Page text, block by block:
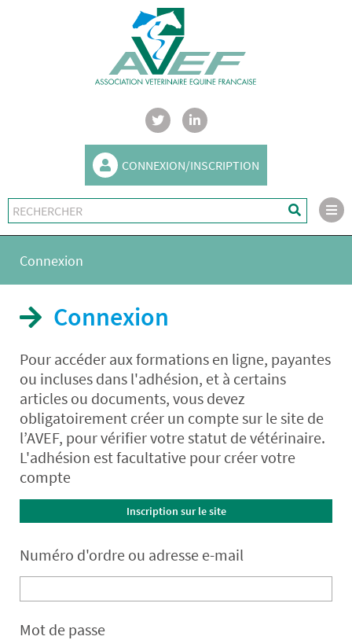
CONNEXION/INSCRIPTION
Connexion
Connexion
Pour accéder aux formations en ligne, payantes
ou incluses dans l'adhésion, et à certains
articles ou documents, vous devez
obligatoirement créer un compte sur le site de
l’AVEF, pour vérifier votre statut de vétérinaire.
L'adhésion est facultative pour créer votre
compte
Inscription sur le site
Numéro d'ordre ou adresse e-mail
Mot de passe